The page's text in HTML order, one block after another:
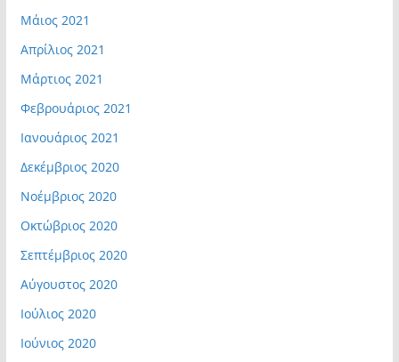
Μάιος 2021
Απρίλιος 2021
Μάρτιος 2021
Φεβρουάριος 2021
Ιανουάριος 2021
Δεκέμβριος 2020
Νοέμβριος 2020
Οκτώβριος 2020
Σεπτέμβριος 2020
Αύγουστος 2020
Ιούλιος 2020
Ιούνιος 2020